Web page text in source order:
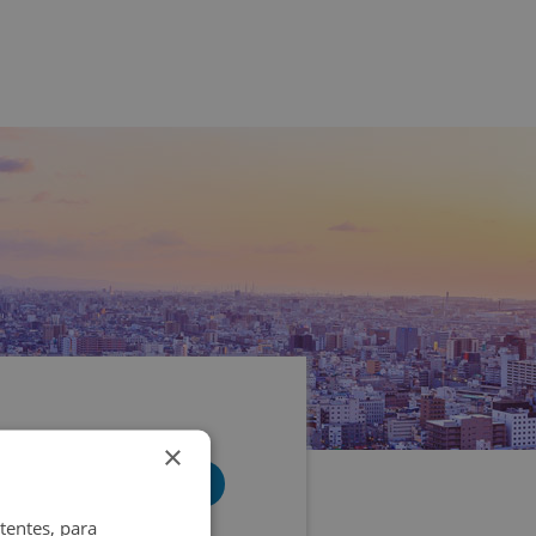
×
para